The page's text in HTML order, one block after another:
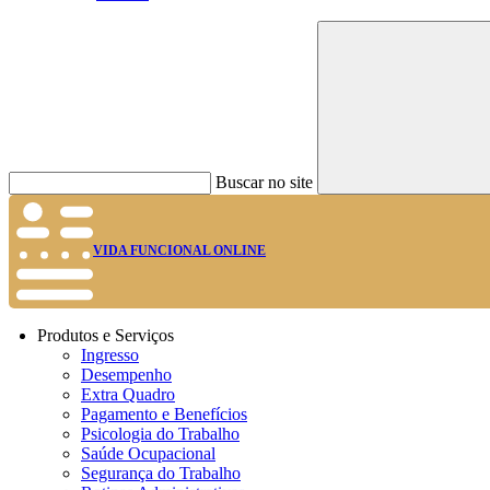
Buscar no site
VIDA FUNCIONAL ONLINE
Produtos e Serviços
Ingresso
Desempenho
Extra Quadro
Pagamento e Benefícios
Psicologia do Trabalho
Saúde Ocupacional
Segurança do Trabalho